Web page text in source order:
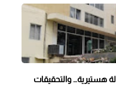
هستيرية… والتحقيقات